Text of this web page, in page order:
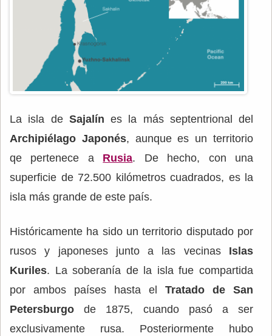
La isla de Sajalín es la más septentrional del
Archipiélago Japonés, aunque es un territorio
qe pertenece a Rusia. De hecho, con una
superficie de 72.500 kilómetros cuadrados, es la
isla más grande de este país.
Históricamente ha sido un territorio disputado por
rusos y japoneses junto a las vecinas Islas
Kuriles. La soberanía de la isla fue compartida
por ambos países hasta el Tratado de San
Petersburgo de 1875, cuando pasó a ser
exclusivamente rusa. Posteriormente hubo